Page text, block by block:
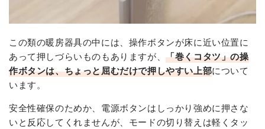
この類の暖房器具の中には、操作ボタンが床に近い位置に
あって押しづらいものもありますが、「巻くコタツ」の操
作ボタンは、ちょっと屈むだけで押しやすい上部について
います。
安全性確保のためか、電源ボタンはしっかり強めに押さな
いと反応してくれませんが、モードの切り替えは軽くタッ